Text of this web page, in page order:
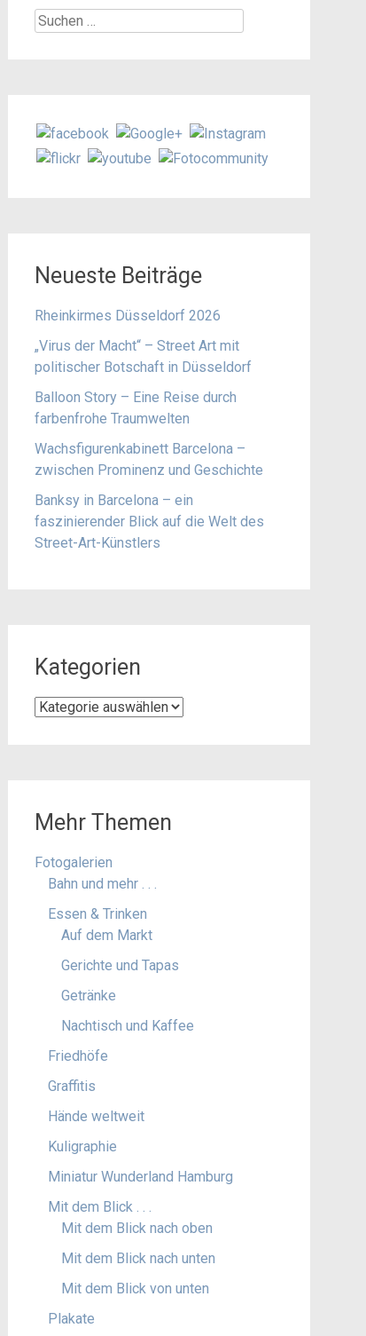
Suchen
Neueste Beiträge
Rheinkirmes Düsseldorf 2026
„Virus der Macht“ – Street Art mit
politischer Botschaft in Düsseldorf
Balloon Story – Eine Reise durch
farbenfrohe Traumwelten
Wachsfigurenkabinett Barcelona –
zwischen Prominenz und Geschichte
Banksy in Barcelona – ein
faszinierender Blick auf die Welt des
Street-Art-Künstlers
Kategorien
Kategorien
Mehr Themen
Fotogalerien
Bahn und mehr . . .
Essen & Trinken
Auf dem Markt
Gerichte und Tapas
Getränke
Nachtisch und Kaffee
Friedhöfe
Graffitis
Hände weltweit
Kuligraphie
Miniatur Wunderland Hamburg
Mit dem Blick . . .
Mit dem Blick nach oben
Mit dem Blick nach unten
Mit dem Blick von unten
Plakate